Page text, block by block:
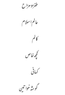
طنز و مزاح
عالم اسلام
کالم
کچھ خاص
کہانی
گوشہ خواتین